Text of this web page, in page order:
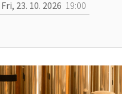
Fri, 23. 10. 2026 19:00